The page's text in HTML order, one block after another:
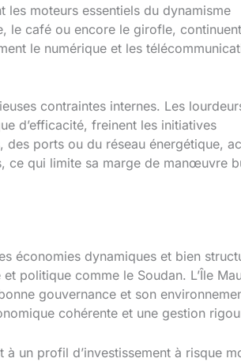
les moteurs essentiels du dynamisme
le café ou encore le girofle,
le numérique et les
contraintes internes. Les
d’efficacité, freinent les initiatives
des ports ou du réseau énergétique,
ce qui limite sa marge de manœuvre
économies dynamiques et bien
politique comme le Soudan. L’Île
gouvernance et son
cohérente et une gestion
un profil d’investissement à risque